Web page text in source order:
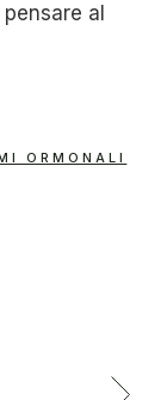
al
ORMONALI